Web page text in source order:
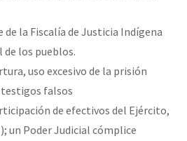
la Fiscalía de Justicia Indígena
los pueblos.
uso excesivo de la prisión
falsos
de efectivos del Ejército,
un Poder Judicial cómplice